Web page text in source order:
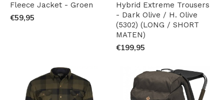
Fleece Jacket - Groen
€59,95
Hybrid Extreme Trousers
- Dark Olive / H. Olive
(5302) (LONG / SHORT
MATEN)
€199,95